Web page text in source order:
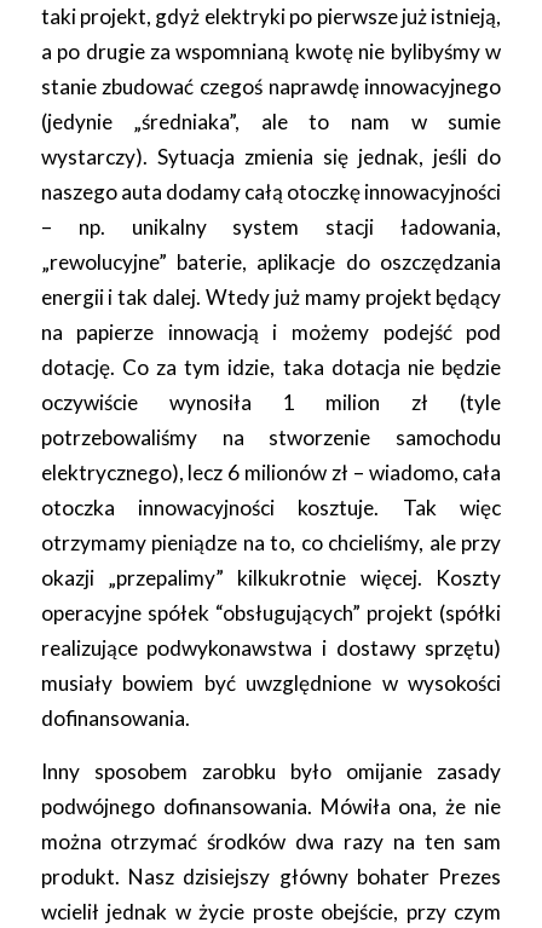
taki projekt, gdyż elektryki po pierwsze już istnieją,
a po drugie za wspomnianą kwotę nie bylibyśmy w
stanie zbudować czegoś naprawdę innowacyjnego
(jedynie „średniaka”, ale to nam w sumie
wystarczy). Sytuacja zmienia się jednak, jeśli do
naszego auta dodamy całą otoczkę innowacyjności
– np. unikalny system stacji ładowania,
„rewolucyjne” baterie, aplikacje do oszczędzania
energii i tak dalej. Wtedy już mamy projekt będący
na papierze innowacją i możemy podejść pod
dotację. Co za tym idzie, taka dotacja nie będzie
oczywiście wynosiła 1 milion zł (tyle
potrzebowaliśmy na stworzenie samochodu
elektrycznego), lecz 6 milionów zł – wiadomo, cała
otoczka innowacyjności kosztuje. Tak więc
otrzymamy pieniądze na to, co chcieliśmy, ale przy
okazji „przepalimy” kilkukrotnie więcej. Koszty
operacyjne spółek “obsługujących” projekt (spółki
realizujące podwykonawstwa i dostawy sprzętu)
musiały bowiem być uwzględnione w wysokości
dofinansowania.
Inny sposobem zarobku było omijanie zasady
podwójnego dofinansowania. Mówiła ona, że nie
można otrzymać środków dwa razy na ten sam
produkt. Nasz dzisiejszy główny bohater Prezes
wcielił jednak w życie proste obejście, przy czym